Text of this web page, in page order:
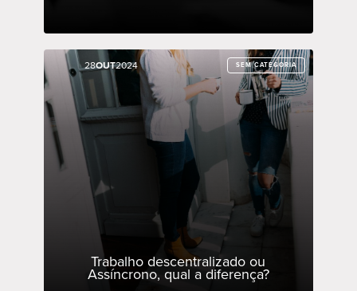
28OUT2024 SEM CATEGORIA
Trabalho descentralizado ou
Assíncrono, qual a diferença?
28OUT2024 SEM CATEGORIA